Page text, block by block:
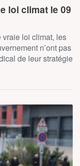
loi climat le 09
loi climat, les
n’ont pas
de leur stratégie